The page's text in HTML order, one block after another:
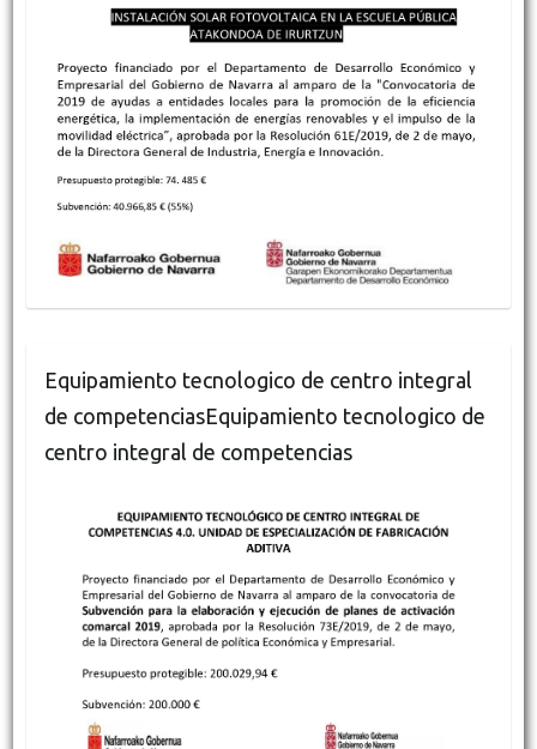
Equipamiento tecnologico de centro integral
de competenciasEquipamiento tecnologico de
centro integral de competencias